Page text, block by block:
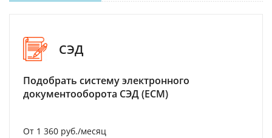
СЭД
Подобрать систему электронного
документооборота СЭД (ECM)
От 1 360 руб./месяц